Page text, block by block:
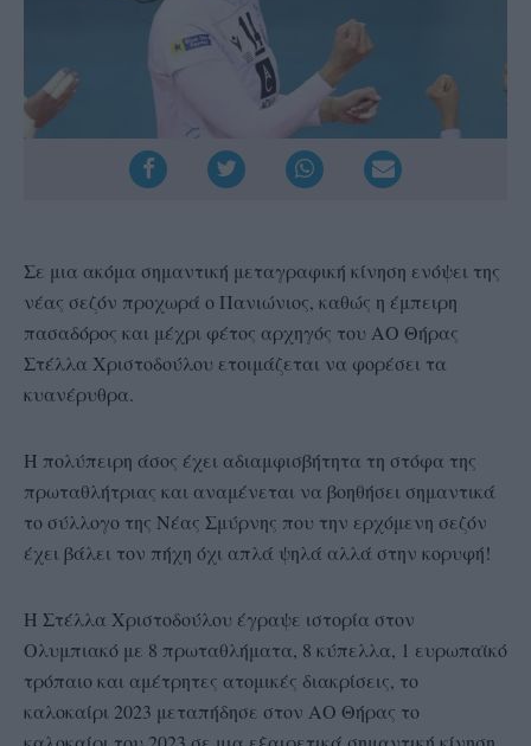
Σε μια ακόμα σημαντική μεταγραφική κίνηση ενόψει της
νέας σεζόν προχωρά ο Πανιώνιος, καθώς η έμπειρη
πασαδόρος και μέχρι φέτος αρχηγός του ΑΟ Θήρας
Στέλλα Χριστοδούλου ετοιμάζεται να φορέσει τα
κυανέρυθρα.
Η πολύπειρη άσος έχει αδιαμφισβήτητα τη στόφα της
πρωταθλήτριας και αναμένεται να βοηθήσει σημαντικά
το σύλλογο της Νέας Σμύρνης που την ερχόμενη σεζόν
έχει βάλει τον πήχη όχι απλά ψηλά αλλά στην κορυφή!
Η Στέλλα Χριστοδούλου έγραψε ιστορία στον
Ολυμπιακό με 8 πρωταθλήματα, 8 κύπελλα, 1 ευρωπαϊκό
τρόπαιο και αμέτρητες ατομικές διακρίσεις, το
καλοκαίρι 2023 μεταπήδησε στον ΑΟ Θήρας το